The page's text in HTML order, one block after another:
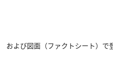
よび図面（ファクトシート）で